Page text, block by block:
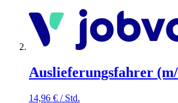
Auslieferungsfahrer
14,96 € / Std.